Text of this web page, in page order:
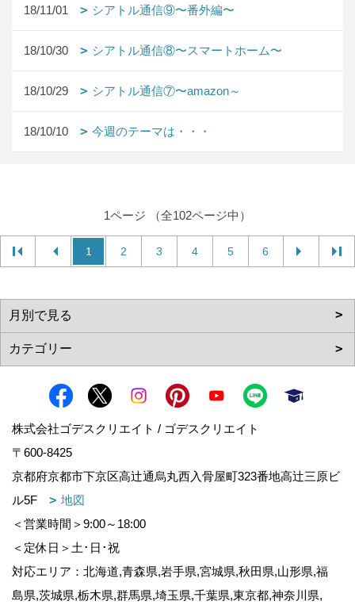
18/11/01 シアトル通信⑨〜番外編〜
18/10/30 シアトル通信⑧〜スマートホーム〜
18/10/29 シアトル通信⑦〜amazon～
18/10/10 今週のテーマは・・・
1ページ （全102ページ中）
1 2 3 4 5 6
株式会社ゴデスクリエイト / ゴデスクリエイト
〒600-8425
京都府京都市下京区高辻通烏丸西入骨屋町323番地高辻三原ビ
ル5F
地図
＜営業時間＞9:00～18:00
＜定休日＞土･日･祝
対応エリア：北海道,青森県,岩手県,宮城県,秋田県,山形県,福
島県,茨城県,栃木県,群馬県,埼玉県,千葉県,東京都,神奈川県,